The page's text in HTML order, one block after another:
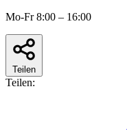
Mo-Fr 8:00 – 16:00
Teilen
Teilen: